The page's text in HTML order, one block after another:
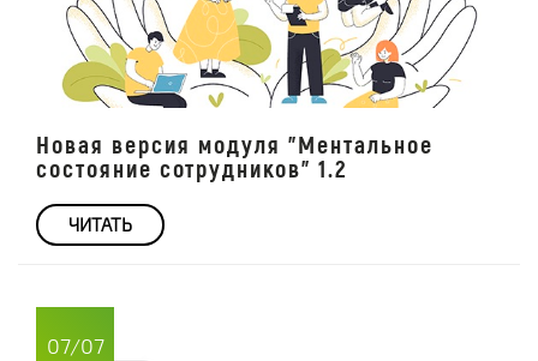
Новая версия модуля "Ментальное
состояние сотрудников" 1.2
ЧИТАТЬ
07/07